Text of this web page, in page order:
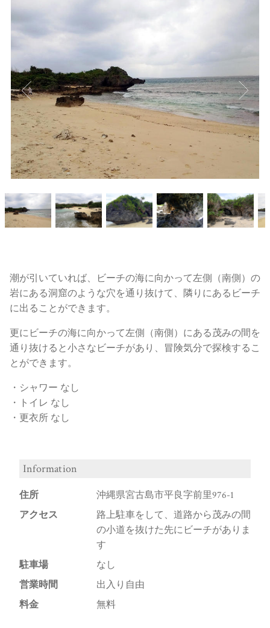
潮が引いていれば、ビーチの海に向かって左側（南側）の
岩にある洞窟のような穴を通り抜けて、隣りにあるビーチ
に出ることができます。
更にビーチの海に向かって左側（南側）にある茂みの間を
通り抜けると小さなビーチがあり、冒険気分で探検するこ
とができます。
・シャワー なし
・トイレ なし
・更衣所 なし
Information
住所
沖縄県宮古島市平良字前里976-1
アクセス
路上駐車をして、道路から茂みの間
の小道を抜けた先にビーチがありま
す
駐車場
なし
営業時間
出入り自由
料金
無料